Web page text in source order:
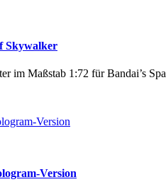
Skywalker
im Maßstab 1:72 für Bandai’s
Version